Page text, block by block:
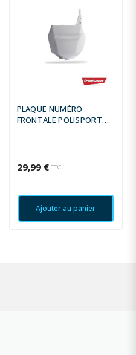
PLAQUE NUMÉRO
FRONTALE POLISPORT
29,99 € TTC
Ajouter au panier